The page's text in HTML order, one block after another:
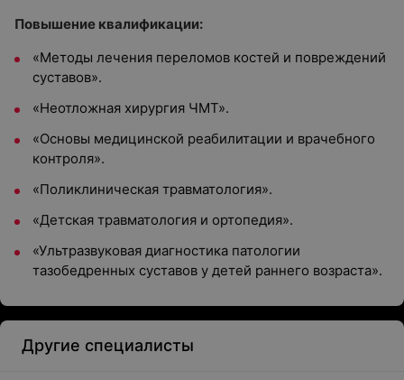
Повышение квалификации:
«Методы лечения переломов костей и повреждений
суставов».
«Неотложная хирургия ЧМТ».
«Основы медицинской реабилитации и врачебного
контроля».
«Поликлиническая травматология».
«Детская травматология и ортопедия».
«Ультразвуковая диагностика патологии
тазобедренных суставов у детей раннего возраста».
Другие специалисты